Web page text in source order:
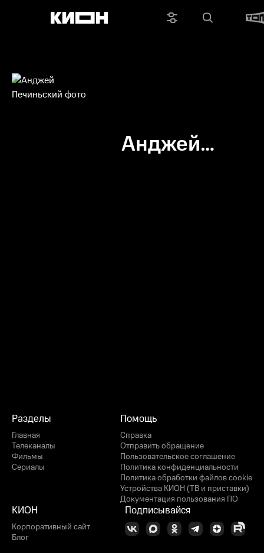
Анджей
Разделы
Главная
Телеканалы
Фильмы
Сериалы
Помощь
Справка
Отправить обращение
Пользовательское соглашение
Политика конфиденциальности
Политика обработки файлов cookie
Устройства КИОН (ТВ и приставки)
Документация пользования ПО
КИОН
Корпоративный сайт
Блог
Подписывайся